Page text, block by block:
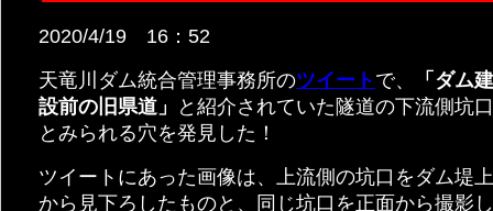
2020/4/19 16：52
天竜川ダム統合管理事務所のツイート で、
「ダム
設前の旧県道」
と紹介されていた隧道の下流側坑
とみられる穴を発見した！
ツイートにあった画像は、上流側の坑口をダム堤
から見下ろしたものと、同じ坑口を正面から撮影